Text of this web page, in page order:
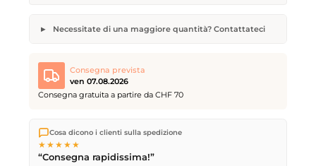
Necessitate di una maggiore quantità? Contattateci
Quantità desiderata
Il vostro nome Indirizzo e-mail
Consegna prevista
ven 07.08.2026
Consegna gratuita a partire da CHF 70
Spediamo direttamente dal nostro magazzino a Kriens, in
Svizzera.Consegna gratuitaa partire da
effettuati entro le
giorno lavorativo successivo
Cosa dicono i clienti sulla spedizione
★★★★★
“Consegna rapidissima!”